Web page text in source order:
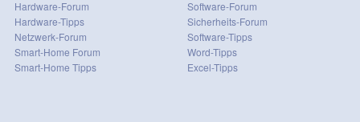
Hardware-Forum
Hardware-Tipps
Netzwerk-Forum
Smart-Home Forum
Smart-Home Tipps
Software-Forum
Sicherheits-Forum
Software-Tipps
Word-Tipps
Excel-Tipps